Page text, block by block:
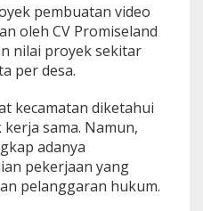
pembuatan video
oleh CV Promiseland
nilai proyek sekitar
per desa.
kecamatan diketahui
sama. Namun,
adanya
pekerjaan yang
pelanggaran hukum.